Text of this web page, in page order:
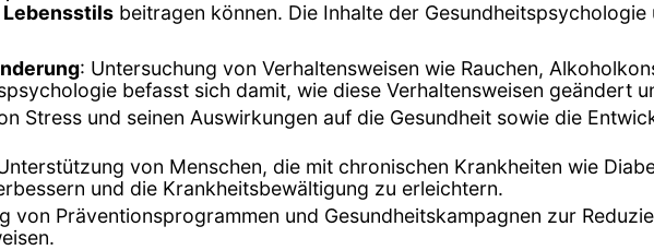
Lebensstils beitragen können. Die Inhalte der
: Untersuchung von Verhaltensweisen wie Rauchen,
befasst sich damit, wie diese Verhaltensweisen geändert
Stress und seinen Auswirkungen auf die Gesundheit sowie die
von Menschen, die mit chronischen Krankheiten wie
und die Krankheitsbewältigung zu erleichtern.
von Präventionsprogrammen und Gesundheitskampagnen zur